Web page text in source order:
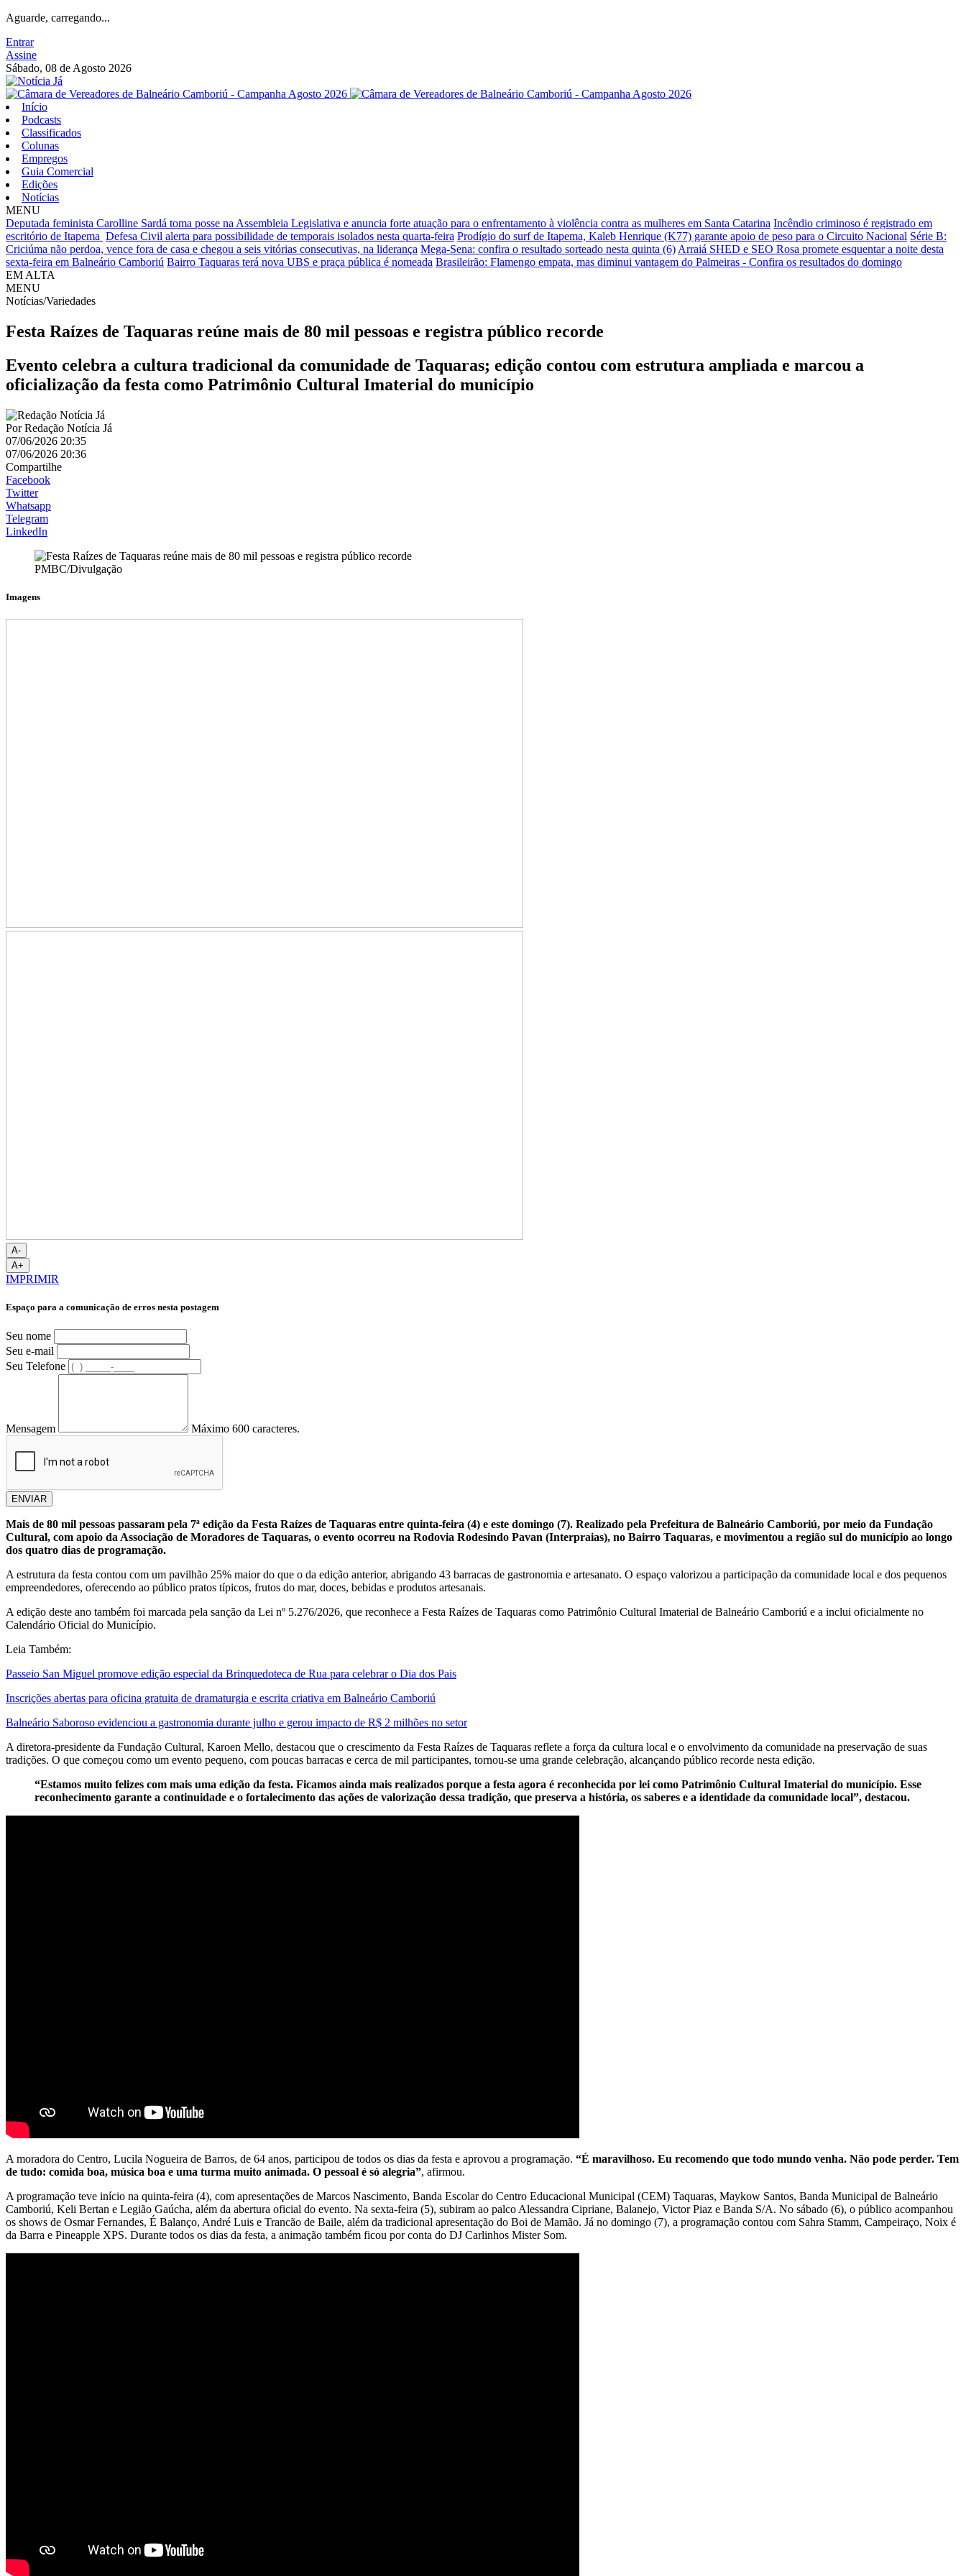
Aguarde, carregando...
Entrar
Assine
Sábado, 08 de Agosto 2026
Início
Podcasts
Classificados
Colunas
Empregos
Guia Comercial
Edições
Notícias
MENU
Deputada feminista Carolline Sardá toma posse na Assembleia Legislativa e anuncia forte atuação para o enfrentamento à violência contra as mulheres em Santa Catarina Incêndio criminoso é registrado em
escritório de Itapema Defesa Civil alerta para possibilidade de temporais isolados nesta quarta-feira Prodígio do surf de Itapema, Kaleb Henrique (K77) garante apoio de peso para o Circuito Nacional Série B:
Criciúma não perdoa, vence fora de casa e chegou a seis vitórias consecutivas, na liderança Mega-Sena: confira o resultado sorteado nesta quinta (6) Arraiá SHED e SEO Rosa promete esquentar a noite desta
sexta-feira em Balneário Camboriú Bairro Taquaras terá nova UBS e praça pública é nomeada Brasileirão: Flamengo empata, mas diminui vantagem do Palmeiras - Confira os resultados do domingo
EM ALTA
MENU
Notícias/Variedades
Festa Raízes de Taquaras reúne mais de 80 mil pessoas e registra público recorde
Evento celebra a cultura tradicional da comunidade de Taquaras; edição contou com estrutura ampliada e marcou a
oficialização da festa como Patrimônio Cultural Imaterial do município
PorRedação Notícia Já
07/06/2026 20:35
07/06/2026 20:36
Compartilhe
Facebook
Twitter
Whatsapp
Telegram
LinkedIn
PMBC/Divulgação
Imagens
A-
A+
IMPRIMIR
Espaço para a comunicação de erros nesta postagem
Seu nome
Seu e-mail
Seu Telefone
Mensagem Máximo 600 caracteres.
ENVIAR
Mais de 80 mil pessoas passaram pela 7ª edição da Festa Raízes de Taquaras entre quinta-feira (4) e este domingo (7). Realizado pela Prefeitura de Balneário Camboriú, por meio da Fundação
Cultural, com apoio da Associação de Moradores de Taquaras, o evento ocorreu na Rodovia Rodesindo Pavan (Interpraias), no Bairro Taquaras, e movimentou a região sul do município ao longo
dos quatro dias de programação.
A estrutura da festa contou com um pavilhão 25% maior do que o da edição anterior, abrigando 43 barracas de gastronomia e artesanato. O espaço valorizou a participação da comunidade local e dos pequenos
empreendedores, oferecendo ao público pratos típicos, frutos do mar, doces, bebidas e produtos artesanais.
A edição deste ano também foi marcada pela sanção da Lei nº 5.276/2026, que reconhece a Festa Raízes de Taquaras como Patrimônio Cultural Imaterial de Balneário Camboriú e a inclui oficialmente no
Calendário Oficial do Município.
Leia Também:
Passeio San Miguel promove edição especial da Brinquedoteca de Rua para celebrar o Dia dos Pais
Inscrições abertas para oficina gratuita de dramaturgia e escrita criativa em Balneário Camboriú
Balneário Saboroso evidenciou a gastronomia durante julho e gerou impacto de R$ 2 milhões no setor
A diretora-presidente da Fundação Cultural, Karoen Mello, destacou que o crescimento da Festa Raízes de Taquaras reflete a força da cultura local e o envolvimento da comunidade na preservação de suas
tradições. O que começou como um evento pequeno, com poucas barracas e cerca de mil participantes, tornou-se uma grande celebração, alcançando público recorde nesta edição.
“Estamos muito felizes com mais uma edição da festa. Ficamos ainda mais realizados porque a festa agora é reconhecida por lei como Patrimônio Cultural Imaterial do município. Esse
reconhecimento garante a continuidade e o fortalecimento das ações de valorização dessa tradição, que preserva a história, os saberes e a identidade da comunidade local”, destacou.
A moradora do Centro, Lucila Nogueira de Barros, de 64 anos, participou de todos os dias da festa e aprovou a programação. “É maravilhoso. Eu recomendo que todo mundo venha. Não pode perder. Tem
de tudo: comida boa, música boa e uma turma muito animada. O pessoal é só alegria”, afirmou.
A programação teve início na quinta-feira (4), com apresentações de Marcos Nascimento, Banda Escolar do Centro Educacional Municipal (CEM) Taquaras, Maykow Santos, Banda Municipal de Balneário
Camboriú, Keli Bertan e Legião Gaúcha, além da abertura oficial do evento. Na sexta-feira (5), subiram ao palco Alessandra Cipriane, Balanejo, Victor Piaz e Banda S/A. No sábado (6), o público acompanhou
os shows de Osmar Fernandes, É Balanço, André Luis e Trancão de Baile, além da tradicional apresentação do Boi de Mamão. Já no domingo (7), a programação contou com Sahra Stamm, Campeiraço, Noix é
da Barra e Pineapple XPS. Durante todos os dias da festa, a animação também ficou por conta do DJ Carlinhos Mister Som.